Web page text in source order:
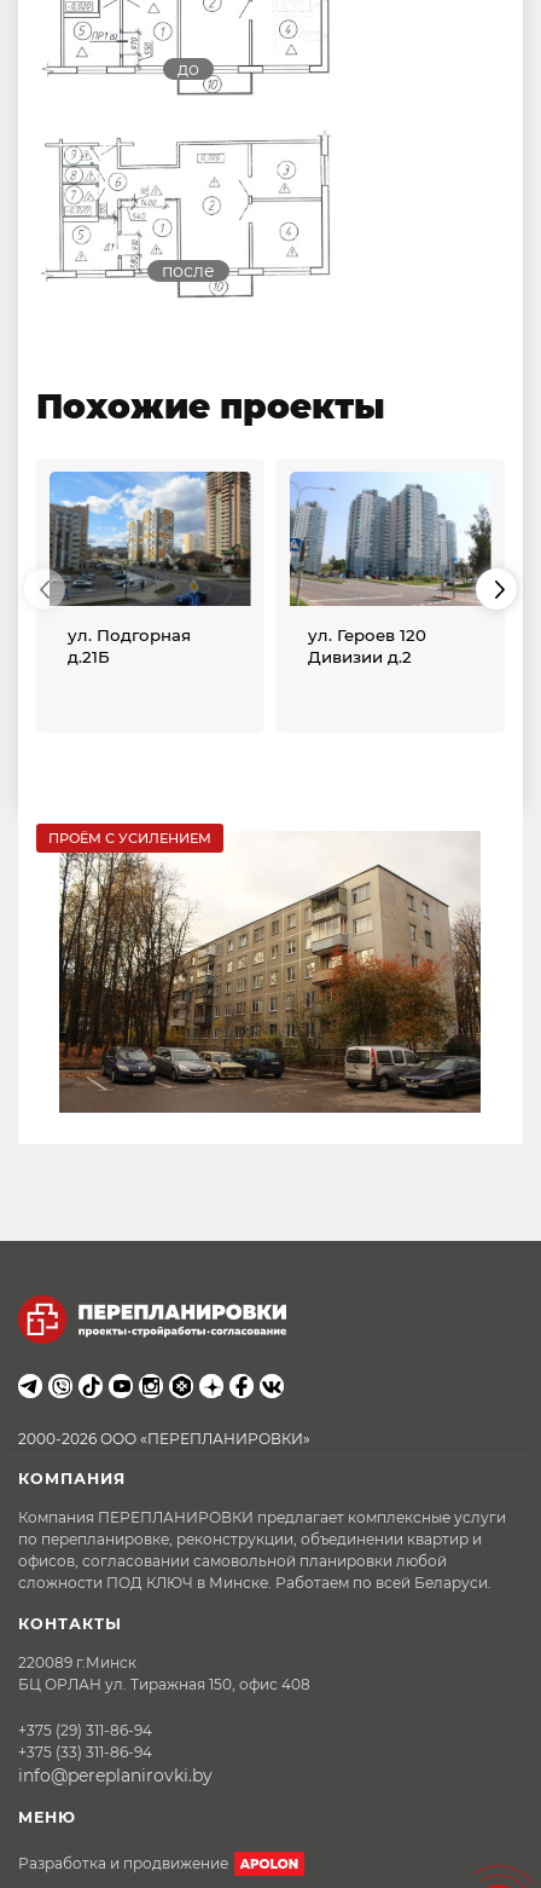
до
после
Похожие проекты
ул. Подгорная
д.21Б
ул. Героев 120
Дивизии д.2
ПРОЁМ С УСИЛЕНИЕМ
2000-2026 ООО «ПЕРЕПЛАНИРОВКИ»
КОМПАНИЯ
Компания ПЕРЕПЛАНИРОВКИ предлагает комплексные услуги
по перепланировке, реконструкции, объединении квартир и
офисов, согласовании самовольной планировки любой
сложности ПОД КЛЮЧ в Минске. Работаем по всей Беларуси.
КОНТАКТЫ
220089 г.Минск
БЦ ОРЛАН ул. Тиражная 150, офис 408
+375 (29) 311-86-94
+375 (33) 311-86-94
info@pereplanirovki.by
МЕНЮ
Разработка и продвижение